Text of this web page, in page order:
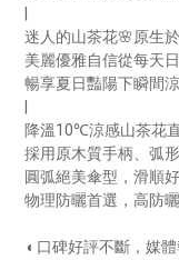
迷人的山茶花🌸原生
美麗優雅自信從每天
暢享夏日豔陽下瞬間
降溫10℃涼感山茶花
採用原木質手柄、弧
圓弧絕美傘型，滑順
物理防曬首選，高防
◖ 口碑好評不斷，媒